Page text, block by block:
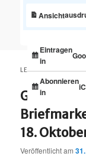
Eintragen
in
Abonnieren
in
Ansicht
LETZTE BEITRÄGE
18.
Veröffentlicht am